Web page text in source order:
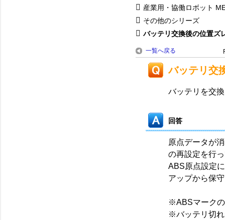
産業用・協働ロボット
その他のシリーズ
バッテリ交換後の位置ズ
一覧へ戻る
バッテリ交
バッテリを交
回答
原点データが
の再設定を行
ABS原点設定
アップから保
※ABSマーク
※バッテリ切